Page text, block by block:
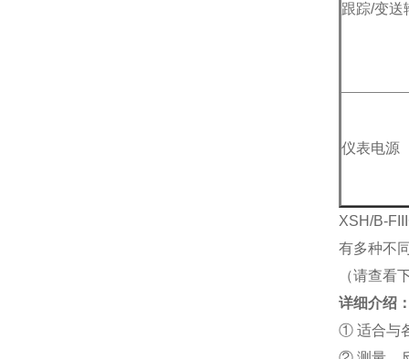
跟踪/变送
仪表电源
XSH/B-
有多种不
（请查看
详细介绍
① 适合与